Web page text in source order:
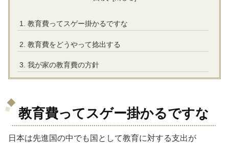
教育費ってスゲー掛かるですな
教育費をどうやって捻出する
我が家の教育費の方針
教育費ってスゲー掛かるですな
日本は先進国の中でも国として教育に対する支出が